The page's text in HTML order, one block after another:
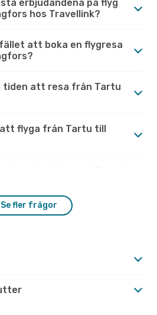
erbjudandena på flyg
hos Travellink?
att boka en flygresa
tiden att resa från Tartu
flyga från Tartu till
Se fler frågor